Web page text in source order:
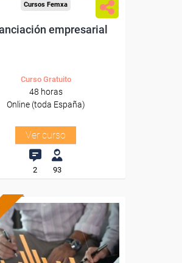
Cursos Femxa
empresarial
Curso Gratuito
48 horas
Online (toda España)
Ver curso
2 93
Formación 100%
subvencionada.